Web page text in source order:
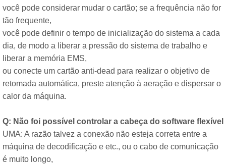
você pode considerar mudar o cartão; se a frequência não for
tão frequente,
você pode definir o tempo de inicialização do sistema a cada
dia, de modo a liberar a pressão do sistema de trabalho e
liberar a memória EMS,
ou conecte um cartão anti-dead para realizar o objetivo de
retomada automática, preste atenção à aeração e dispersar o
calor da máquina.
Q: Não foi possível controlar a cabeça do software flexível
UMA: A razão talvez a conexão não esteja correta entre a
máquina de decodificação e etc., ou o cabo de comunicação
é muito longo,